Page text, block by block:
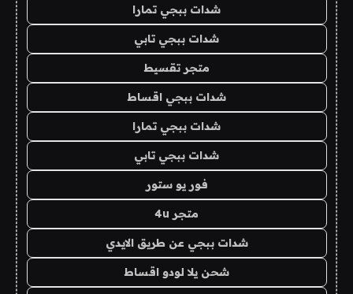
شدات ببجي تمارا
شدات ببجي تابي
متجر تقسيط
شدات ببجي اقساط
شدات ببجي تمارا
شدات ببجي تابي
فور يو ستور
متجر 4u
شدات ببجي عن طريق الايدي
شحن يلا لودو اقساط